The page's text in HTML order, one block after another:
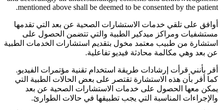
mentioned above shall be deemed to be consented by the patient.
أوافق على تلقي خدمات الاستشارات الصحية عن بعد التي تقدمها
مستشفيات ومراكز ميدكير الطبية والتي تتضمن الحصول على
استشارة من طبيب معتمد مخول بتقديم استشارات الخدمات الطبية
عن بعد وهي مكالمة محادثة فيديو تفاعلية.
أقر بأنني قرأت إرشادات طريقة استخدام تقنية مؤتمرات الفيديو.
كما أقر بأن هذه الاستشارة تقتصر على بعض الحالات الطبية التي
يمكن معها الحصول على خدمات الاستشارات الصحية عن بعد
والإجراءات المناسبة التي يجب تطبيقها في حالات الطوارئ.